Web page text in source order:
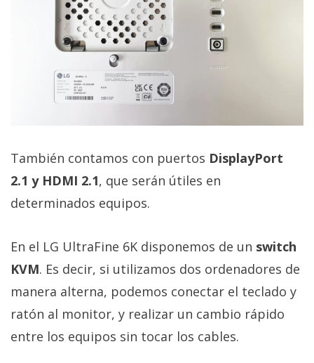
También contamos con puertos DisplayPort
2.1 y HDMI 2.1, que serán útiles en
determinados equipos.
En el LG UltraFine 6K disponemos de un switch
KVM. Es decir, si utilizamos dos ordenadores de
manera alterna, podemos conectar el teclado y
ratón al monitor, y realizar un cambio rápido
entre los equipos sin tocar los cables.